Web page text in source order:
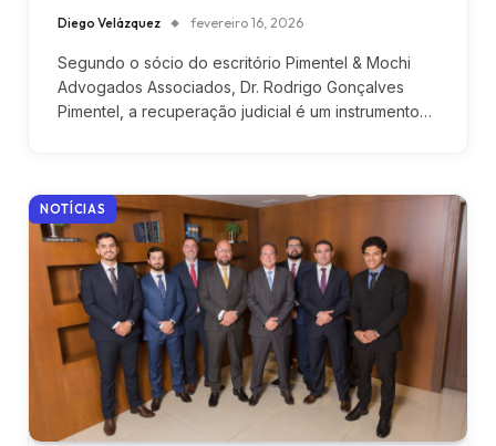
Diego Velázquez fevereiro 16, 2026
Segundo o sócio do escritório Pimentel & Mochi
Advogados Associados, Dr. Rodrigo Gonçalves
Pimentel, a recuperação judicial é um instrumento…
NOTÍCIAS